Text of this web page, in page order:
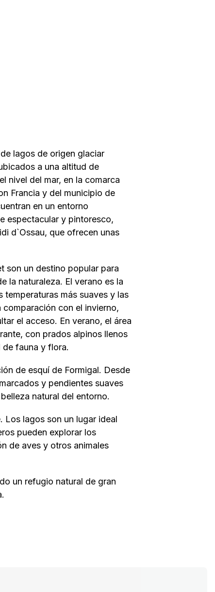
lagos de origen glaciar
a una altitud de
nivel del mar, en la comarca
Francia y del municipio de
en un entorno
espectacular y pintoresco,
d`Ossau, que ofrecen unas
son un destino popular para
la naturaleza. El verano es la
más suaves y las
con el invierno,
el acceso. En verano, el área
con prados alpinos llenos
de fauna y flora.
de esquí de Formigal. Desde
y pendientes suaves
natural del entorno.
Los lagos son un lugar ideal
pueden explorar los
de aves y otros animales
un refugio natural de gran